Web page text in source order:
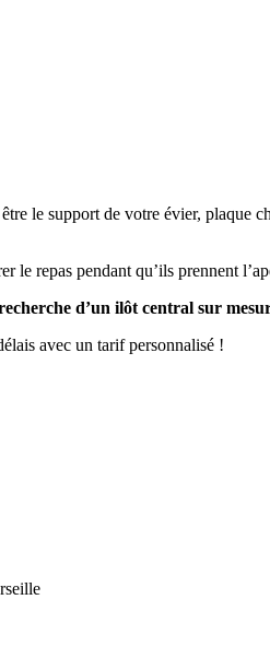
le support de votre évier, plaque
le repas pendant qu’ils prennent
d’un ilôt central sur
avec un tarif personnalisé !